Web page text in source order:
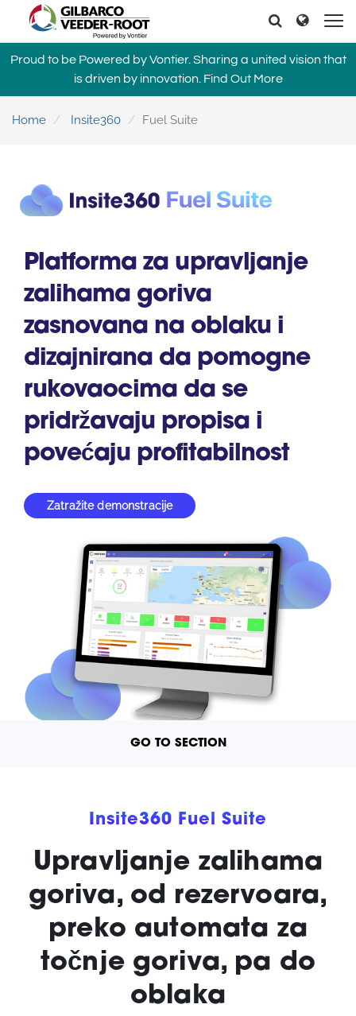
North America
United States
Canada
Português
Mexico
Español
Europe & CIS
English
Dansk
Deutsch
Español
Svenska
India
Australia
South East Asia
Pretraga Pretraga
Proud to be Powered by Vontier. Sharing a united vision that
is driven by innovation. Find Out More
Home Insite360 Fuel Suite
Platforma za upravljanje
zalihama goriva
zasnovana na oblaku i
dizajnirana da pomogne
rukovaocima da se
pridržavaju propisa i
povećaju profitabilnost
Zatražite demonstracije
GO TO SECTION
Insite360 Fuel Suite
Upravljanje zalihama
goriva, od rezervoara,
preko automata za
točnje goriva, pa do
oblaka